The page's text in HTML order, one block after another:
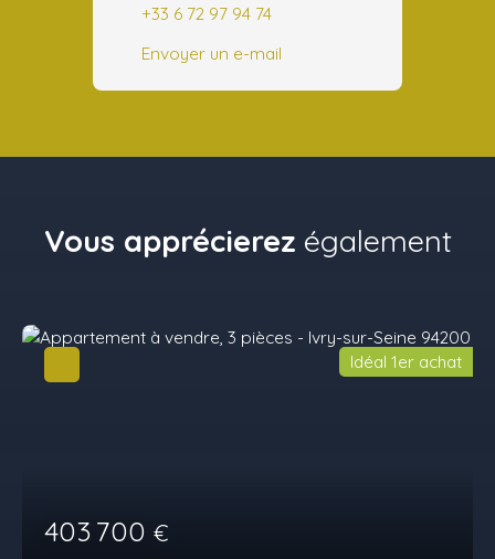
+33 6 72 97 94 74
Envoyer un e-mail
Vous apprécierez également
403 700 €
Idéal 1er achat